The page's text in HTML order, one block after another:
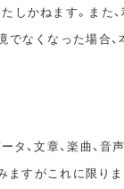
しかねます。また
でなくなった場合
、文章、楽曲、音
ますがこれに限り